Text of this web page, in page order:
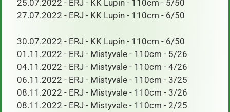
25.07.2022 - ERJ - KK Lupin - 110cm - 5/50
27.07.2022 - ERJ - KK Lupin - 110cm - 6/50
​ 30.07.2022 - ERJ - KK Lupin - 110cm - 6/50
01.11.2022 - ERJ - Mistyvale - 110cm - 5/26
04.11.2022 - ERJ - Mistyvale - 110cm - 4/26
06.11.2022 - ERJ - Mistyvale - 110cm - 3/25
08.11.2022 - ERJ - Mistyvale - 110cm - 3/26
08.11.2022 - ERJ - Mistyvale - 110cm - 2/25